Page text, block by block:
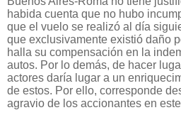
habida cuenta que no hubo
que el vuelo se realizó al día
que exclusivamente existió daño
halla su compensación en la
autos. Por lo demás, de hacer
actores daría lugar a un
de estos. Por ello, corresponde
agravio de los accionantes en